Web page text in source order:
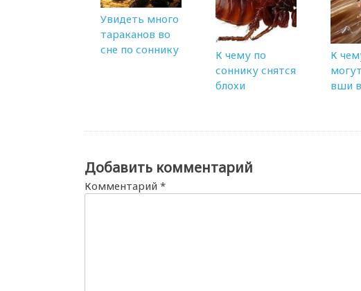
Увидеть много
тараканов во
сне по соннику
К чему по
соннику снятся
блохи
К
вши
Добавить комментарий
Комментарий *